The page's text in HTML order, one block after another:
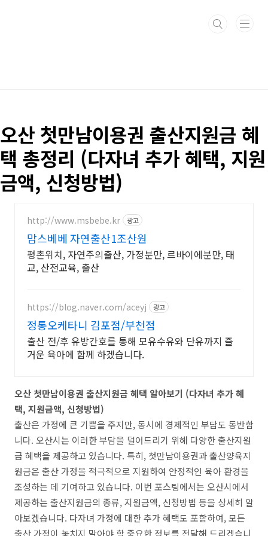
오산 첫만남이용권 출산지원금 혜
택 총정리 (다자녀 추가 혜택, 지원
금액, 신청방법)
http://www.msbebe.kr 광고
맘스베베 자연출산1조산원
평촌위치, 자연주의출산, 가정분만, 르바이에분만, 태
교, 산전교육, 출산
https://blog.naver.com/aceyj 광고
정통오케타니 김포점/부천점
출산 전/후 유방간호를 통해 모유수유와 단유까지 즐
거운 육아에 함께 하겠습니다.
오산 첫만남이용권 출산지원금 혜택 알아보기 (다자녀 추가 혜
택, 지원금액, 신청방법)
출산은 가정에 큰 기쁨을 주지만, 동시에 경제적인 부담도 동반합
니다. 오산시는 이러한 부담을 덜어드리기 위해 다양한 출산지원
금 혜택을 제공하고 있습니다. 특히, 첫만남이용권과 출산양육지
원금은 출산 가정을 적극적으로 지원하여 안정적인 육아 환경을
조성하는 데 기여하고 있습니다. 이번 포스팅에서는 오산시에서
제공하는 출산지원금의 종류, 지원금액, 신청방법 등을 상세히 알
아보겠습니다. 다자녀 가정에 대한 추가 혜택도 포함하여, 모든
출산 가정이 놓치지 말아야 할 중요한 정보를 전달해 드리겠습니